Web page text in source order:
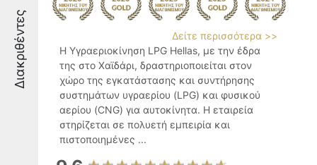
Διακριθέντες
Δείτε περισσότερα >>
Η Υγραεριοκίνηση LPG Hellas, με την έδρα
της στο Χαϊδάρι, δραστηριοποιείται στον
χώρο της εγκατάστασης και συντήρησης
συστημάτων υγραερίου (LPG) και φυσικού
αερίου (CNG) για αυτοκίνητα. Η εταιρεία
στηρίζεται σε πολυετή εμπειρία και
πιστοποιημένες ...